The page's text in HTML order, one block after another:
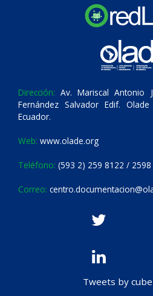
Dirección: Av. Mariscal Antonio
Fernández Salvador Edif.
Ecuador.
Web: www.olade.org
Teléfono: (593 2) 259 8122 / 2598
Correo:
Tweets by